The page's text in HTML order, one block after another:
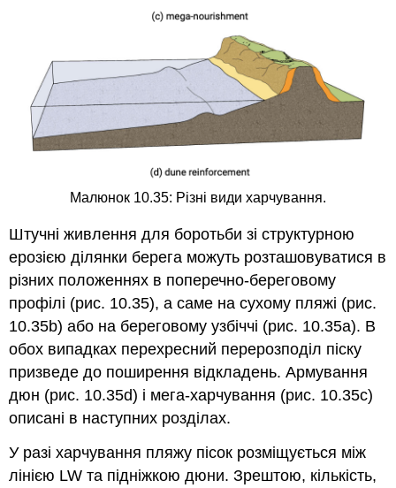
Малюнок 10.35: Різні види харчування.
Штучні живлення для боротьби зі структурною
ерозією ділянки берега можуть розташовуватися в
різних положеннях в поперечно-береговому
профілі (рис. 10.35), а саме на сухому пляжі (рис.
10.35b) або на береговому узбіччі (рис. 10.35а). В
обох випадках перехресний перерозподіл піску
призведе до поширення відкладень. Армування
дюн (рис. 10.35d) і мега-харчування (рис. 10.35c)
описані в наступних розділах.
У разі харчування пляжу пісок розміщується між
лінією LW та підніжкою дюни. Зрештою, кількість,